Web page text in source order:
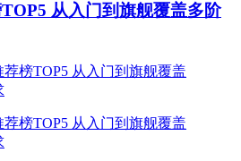
从入门到旗舰覆盖多阶